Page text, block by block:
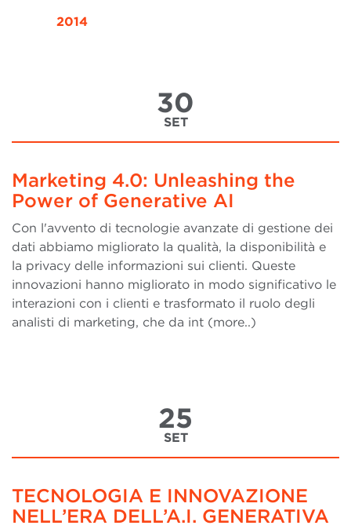
2014
30
SET
Marketing 4.0: Unleashing the
Power of Generative AI
Con l'avvento di tecnologie avanzate di gestione dei
dati abbiamo migliorato la qualità, la disponibilità e
la privacy delle informazioni sui clienti. Queste
innovazioni hanno migliorato in modo significativo le
interazioni con i clienti e trasformato il ruolo degli
analisti di marketing, che da int (more..)
25
SET
TECNOLOGIA E INNOVAZIONE
NELL’ERA DELL’A.I. GENERATIVA